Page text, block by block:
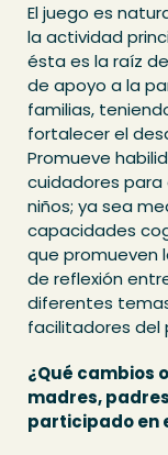
El juego es
la actividad
ésta es la raíz
de apoyo a la
familias,
fortalecer el
Promueve
cuidadores para
niños; ya sea
capacidades
que promueven
de reflexión
diferentes
facilitadores del
¿Qué cambios
madres,
participado en